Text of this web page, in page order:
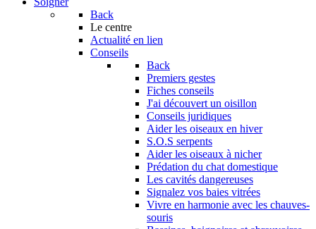
Back
Le centre
Actualité en lien
Conseils
Back
Premiers gestes
Fiches conseils
J'ai découvert un oisillon
Conseils juridiques
Aider les oiseaux en hiver
S.O.S serpents
Aider les oiseaux à nicher
Prédation du chat domestique
Les cavités dangereuses
Signalez vos baies vitrées
Vivre en harmonie avec les chauves-
souris